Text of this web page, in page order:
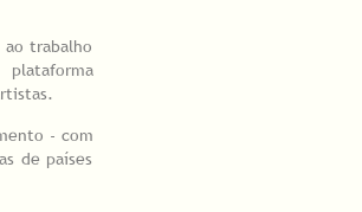
trabalho
- com
de países